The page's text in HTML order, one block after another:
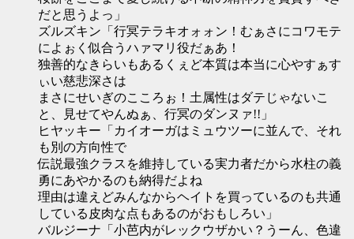
だと思うよっ」
ズルズキン「行冥テラキオォォン！むぁさにコワモテ
によぉく似合うハァマリ役だぁあ！
独善的なきらいもあるくぇど本質は本当に心やすぁす
ぃい慈悲深さは
まさにせいぎのこころぉ！土属性はダテじゃないこ
と、見せてやんぬぁ、行冥のダンヌァ!!」
ヒヤッキー「カイオーガはミュウツーに並んで、それ
も別の方向性で
伝説最強クラスを維持している実力者だから水柱の義
勇にあやかるのも納得だよね
理由は違えどみんなからヘイトを買っているのも共通
している皮肉な点もあるのがおもしろい」
バルジーナ「小芭内がレックウザかい？うーん、色違